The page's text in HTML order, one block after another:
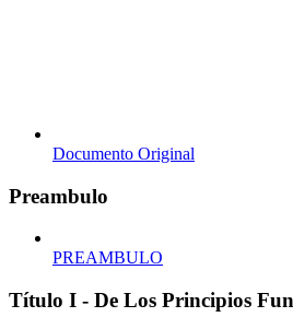
Documento Original
Preambulo
PREAMBULO
Título I - De Los Principios